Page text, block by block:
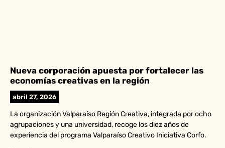
Nueva corporación apuesta por fortalecer las
economías creativas en la región
abril 27, 2026
La organización Valparaíso Región Creativa, integrada por ocho
agrupaciones y una universidad, recoge los diez años de
experiencia del programa Valparaíso Creativo Iniciativa Corfo.